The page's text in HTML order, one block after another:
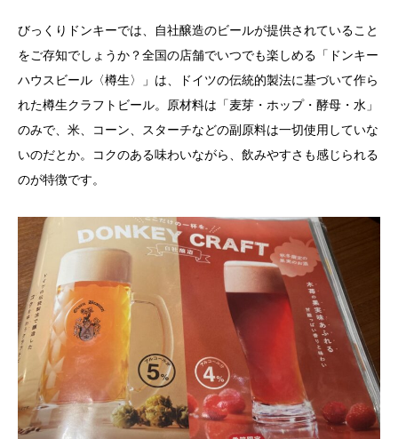
びっくりドンキーでは、自社醸造のビールが提供されていること
をご存知でしょうか？全国の店舗でいつでも楽しめる「ドンキー
ハウスビール〈樽生〉」は、ドイツの伝統的製法に基づいて作ら
れた樽生クラフトビール。原材料は「麦芽・ホップ・酵母・水」
のみで、米、コーン、スターチなどの副原料は一切使用していな
いのだとか。コクのある味わいながら、飲みやすさも感じられる
のが特徴です。